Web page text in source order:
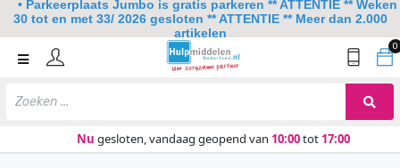
0
Nu gesloten, vandaag geopend van 10:00tot 17:00
Home
• Parkeerplaats Jumbo is gratis parkeren ** ATTENTIE ** Weken
30 tot en met 33/ 2026 gesloten ** ATTENTIE ** Meer dan 2.000
artikelen